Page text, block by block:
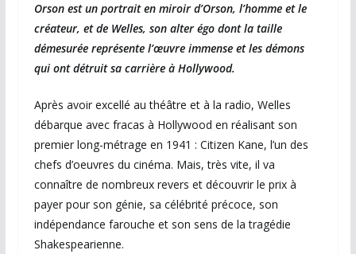
Orson est un portrait en miroir d’Orson, l’homme et le
créateur, et de Welles, son alter égo dont la taille
démesurée représente l’œuvre immense et les démons
qui ont détruit sa carrière à Hollywood.
Après avoir excellé au théâtre et à la radio, Welles
débarque avec fracas à Hollywood en réalisant son
premier long-métrage en 1941 : Citizen Kane, l’un des
chefs d’oeuvres du cinéma. Mais, très vite, il va
connaître de nombreux revers et découvrir le prix à
payer pour son génie, sa célébrité précoce, son
indépendance farouche et son sens de la tragédie
Shakespearienne.